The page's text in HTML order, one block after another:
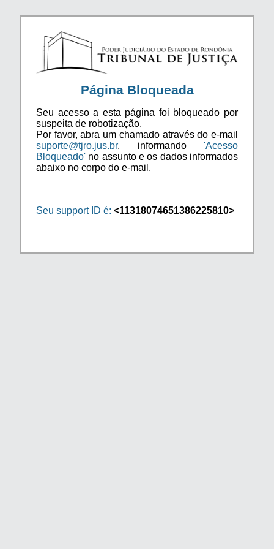
Página Bloqueada
Seu acesso a esta página foi bloqueado por
suspeita de robotização.
Por favor, abra um chamado através do e-mail
suporte@tjro.jus.br, informando 'Acesso
Bloqueado' no assunto e os dados informados
abaixo no corpo do e-mail.
Seu support ID é: <11318074651386225810>